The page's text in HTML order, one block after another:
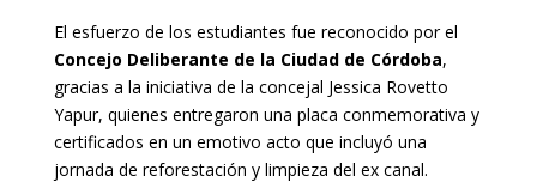
El esfuerzo de los estudiantes fue reconocido por el
Concejo Deliberante de la Ciudad de Córdoba,
gracias a la iniciativa de la concejal Jessica Rovetto
Yapur, quienes entregaron una placa conmemorativa y
certificados en un emotivo acto que incluyó una
jornada de reforestación y limpieza del ex canal.